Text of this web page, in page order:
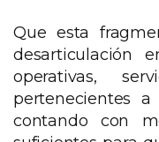
Que esta
desarticulación
operativas,
pertenecientes
contando con